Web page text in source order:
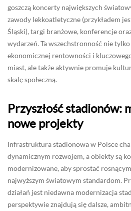
goszczą koncerty największych
zawody lekkoatletyczne (przykładem
Śląski), targi branżowe, konferencje
wydarzeń. Ta wszechstronność nie
ekonomicznej rentowności i
miast, ale także aktywnie promuje
skalę społeczną.
Przyszłość stadionów:
nowe projekty
Infrastruktura stadionowa w Polsce
dynamicznym rozwojem, a obiekty są
modernizowane, aby sprostać
najwyższym światowym standardom.
działań jest niedawna modernizacja
perspektywie znajdują się dalsze,